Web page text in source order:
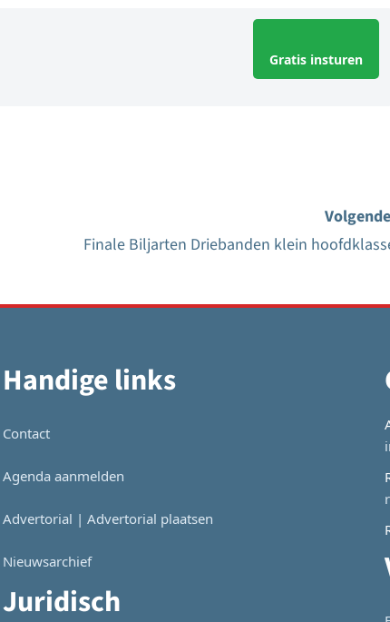
Gratis insturen
Finale Biljarten Driebanden klein
Handige links
Contact
Agenda aanmelden
Advertorial | Advertorial plaatsen
Nieuwsarchief
Juridisch